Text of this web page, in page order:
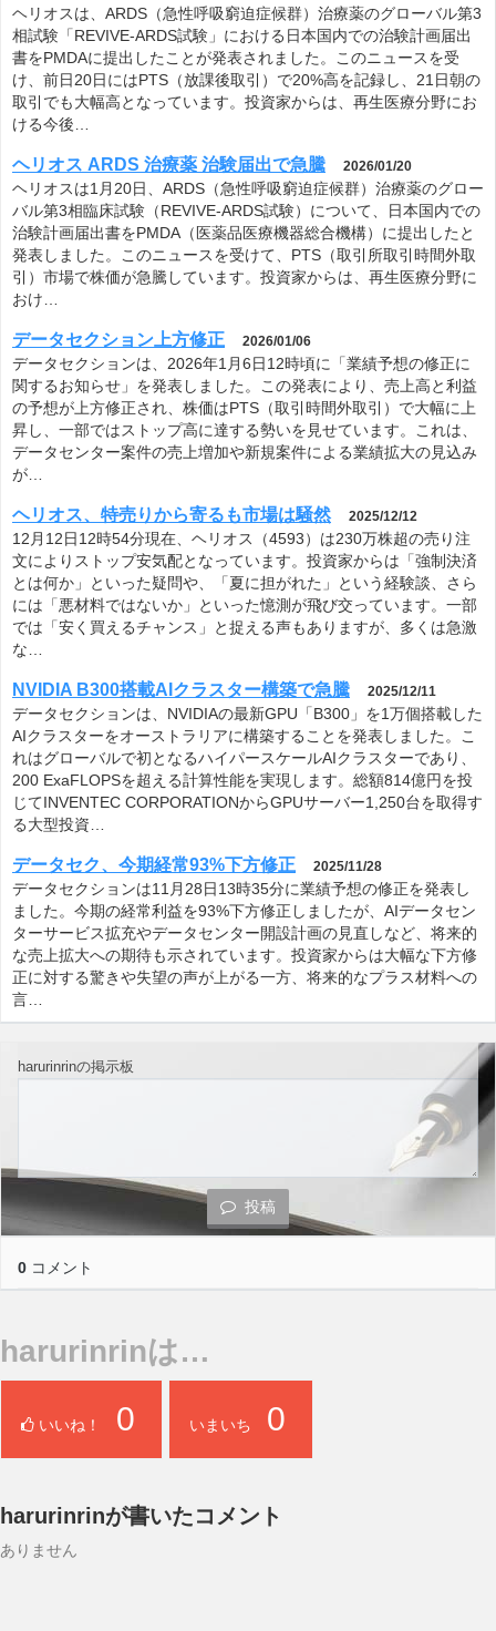
ヘリオスは、ARDS（急性呼吸窮迫症候群）治療薬のグローバル第3
相試験「REVIVE-ARDS試験」における日本国内での治験計画届出
書をPMDAに提出したことが発表されました。このニュースを受
け、前日20日にはPTS（放課後取引）で20%高を記録し、21日朝の
取引でも大幅高となっています。投資家からは、再生医療分野にお
ける今後…
ヘリオス ARDS 治療薬 治験届出で急騰 2026/01/20
ヘリオスは1月20日、ARDS（急性呼吸窮迫症候群）治療薬のグロー
バル第3相臨床試験（REVIVE-ARDS試験）について、日本国内での
治験計画届出書をPMDA（医薬品医療機器総合機構）に提出したと
発表しました。このニュースを受けて、PTS（取引所取引時間外取
引）市場で株価が急騰しています。投資家からは、再生医療分野に
おけ…
データセクション上方修正 2026/01/06
データセクションは、2026年1月6日12時頃に「業績予想の修正に
関するお知らせ」を発表しました。この発表により、売上高と利益
の予想が上方修正され、株価はPTS（取引時間外取引）で大幅に上
昇し、一部ではストップ高に達する勢いを見せています。これは、
データセンター案件の売上増加や新規案件による業績拡大の見込み
が…
ヘリオス、特売りから寄るも市場は騒然 2025/12/12
12月12日12時54分現在、ヘリオス（4593）は230万株超の売り注
文によりストップ安気配となっています。投資家からは「強制決済
とは何か」といった疑問や、「夏に担がれた」という経験談、さら
には「悪材料ではないか」といった憶測が飛び交っています。一部
では「安く買えるチャンス」と捉える声もありますが、多くは急激
な…
NVIDIA B300搭載AIクラスター構築で急騰 2025/12/11
データセクションは、NVIDIAの最新GPU「B300」を1万個搭載した
AIクラスターをオーストラリアに構築することを発表しました。こ
れはグローバルで初となるハイパースケールAIクラスターであり、
200 ExaFLOPSを超える計算性能を実現します。総額814億円を投
じてINVENTEC CORPORATIONからGPUサーバー1,250台を取得す
る大型投資…
データセク、今期経常93%下方修正 2025/11/28
データセクションは11月28日13時35分に業績予想の修正を発表し
ました。今期の経常利益を93%下方修正しましたが、AIデータセン
ターサービス拡充やデータセンター開設計画の見直しなど、将来的
な売上拡大への期待も示されています。投資家からは大幅な下方修
正に対する驚きや失望の声が上がる一方、将来的なプラス材料への
言…
harurinrinの掲示板
投稿
0 コメント
harurinrinは…
いいね！ 0 いまいち 0
harurinrinが書いたコメント
ありません